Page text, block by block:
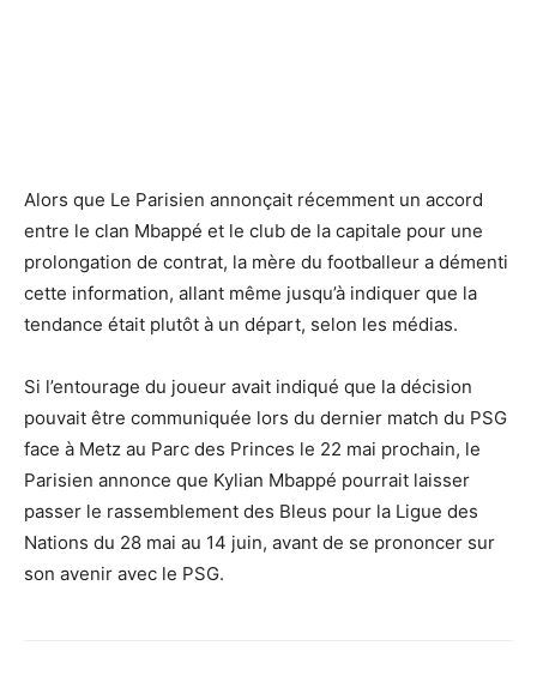
Alors que Le Parisien annonçait récemment un accord
entre le clan Mbappé et le club de la capitale pour une
prolongation de contrat, la mère du footballeur a démenti
cette information, allant même jusqu’à indiquer que la
tendance était plutôt à un départ, selon les médias.
Si l’entourage du joueur avait indiqué que la décision
pouvait être communiquée lors du dernier match du PSG
face à Metz au Parc des Princes le 22 mai prochain, le
Parisien annonce que Kylian Mbappé pourrait laisser
passer le rassemblement des Bleus pour la Ligue des
Nations du 28 mai au 14 juin, avant de se prononcer sur
son avenir avec le PSG.